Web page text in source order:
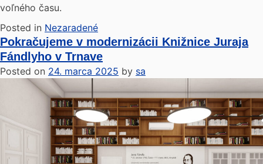
voľného času.
Posted in Nezaradené
Pokračujeme v modernizácii Knižnice Juraja
Fándlyho v Trnave
Posted on 24. marca 2025 by sa